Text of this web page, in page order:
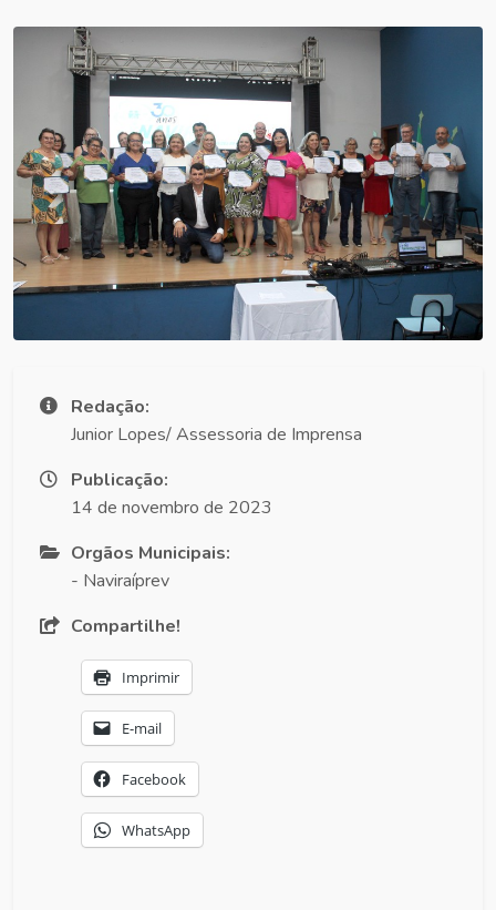
Redação:
Junior Lopes/ Assessoria de Imprensa
Publicação:
14 de novembro de 2023
Orgãos Municipais:
- Naviraíprev
Compartilhe!
Imprimir
E-mail
Facebook
WhatsApp